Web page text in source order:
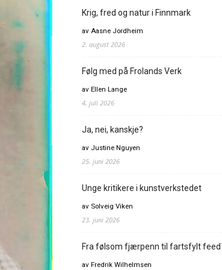
Krig, fred og natur i Finnmark
av Aasne Jordheim
2. august 2026
Følg med på Frolands Verk
av Ellen Lange
4. juli 2026
Ja, nei, kanskje?
av Justine Nguyen
25. juni 2026
Unge kritikere i kunstverkstedet
av Solveig Viken
23. juni 2026
Fra følsom fjærpenn til fartsfylt feed
av Fredrik Wilhelmsen